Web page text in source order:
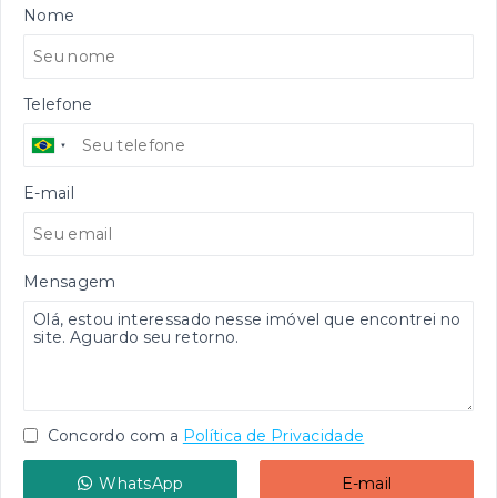
Nome
Telefone
E-mail
Mensagem
Concordo com a Política de Privacidade
WhatsApp E-mail